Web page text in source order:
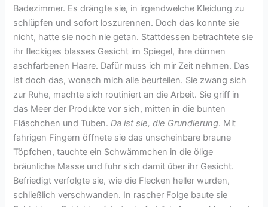
Badezimmer. Es drängte sie, in irgendwelche Kleidung zu
schlüpfen und sofort loszurennen. Doch das konnte sie
nicht, hatte sie noch nie getan. Stattdessen betrachtete sie
ihr fleckiges blasses Gesicht im Spiegel, ihre dünnen
aschfarbenen Haare. Dafür muss ich mir Zeit nehmen. Das
ist doch das, wonach mich alle beurteilen. Sie zwang sich
zur Ruhe, machte sich routiniert an die Arbeit. Sie griff in
das Meer der Produkte vor sich, mitten in die bunten
Fläschchen und Tuben.Da ist sie, die Grundierung. Mit
fahrigen Fingern öffnete sie das unscheinbare braune
Töpfchen, tauchte ein Schwämmchen in die ölige
bräunliche Masse und fuhr sich damit über ihr Gesicht.
Befriedigt verfolgte sie, wie die Flecken heller wurden,
schließlich verschwanden. In rascher Folge baute sie